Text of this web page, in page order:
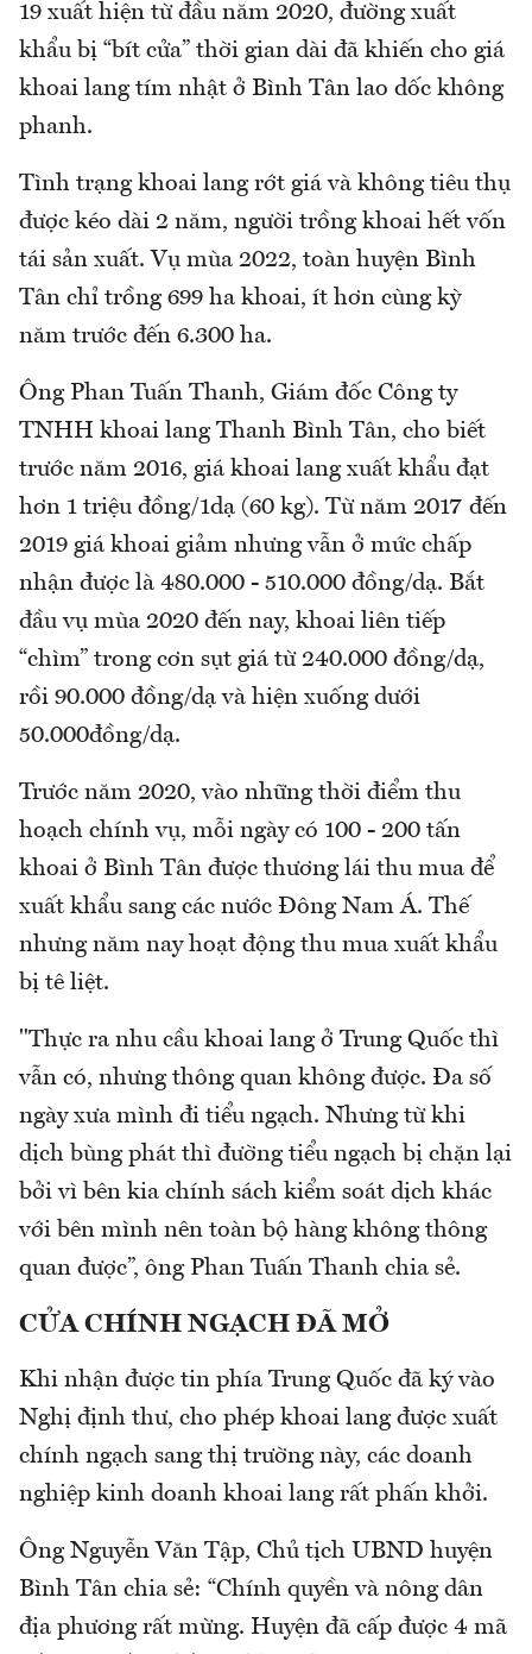
19 xuất hiện từ đầu năm 2020, đường xuất
khẩu bị “bít cửa” thời gian dài đã khiến cho giá
khoai lang tím nhật ở Bình Tân lao dốc không
phanh.
Tình trạng khoai lang rớt giá và không tiêu thụ
được kéo dài 2 năm, người trồng khoai hết vốn
tái sản xuất. Vụ mùa 2022, toàn huyện Bình
Tân chỉ trồng 699 ha khoai, ít hơn cùng kỳ
năm trước đến 6.300 ha.
Ông Phan Tuấn Thanh, Giám đốc Công ty
TNHH khoai lang Thanh Bình Tân, cho biết
trước năm 2016, giá khoai lang xuất khẩu đạt
hơn 1 triệu đồng/1dạ (60 kg). Từ năm 2017 đến
2019 giá khoai giảm nhưng vẫn ở mức chấp
nhận được là 480.000 - 510.000 đồng/dạ. Bắt
đầu vụ mùa 2020 đến nay, khoai liên tiếp
“chìm” trong cơn sụt giá từ 240.000 đồng/dạ,
rồi 90.000 đồng/dạ và hiện xuống dưới
50.000đồng/dạ.
Trước năm 2020, vào những thời điểm thu
hoạch chính vụ, mỗi ngày có 100 - 200 tấn
khoai ở Bình Tân được thương lái thu mua để
xuất khẩu sang các nước Đông Nam Á. Thế
nhưng năm nay hoạt động thu mua xuất khẩu
bị tê liệt.
"Thực ra nhu cầu khoai lang ở Trung Quốc thì
vẫn có, nhưng thông quan không được. Đa số
ngày xưa mình đi tiểu ngạch. Nhưng từ khi
dịch bùng phát thì đường tiểu ngạch bị chặn lại
bởi vì bên kia chính sách kiểm soát dịch khác
với bên mình nên toàn bộ hàng không thông
quan được”, ông Phan Tuấn Thanh chia sẻ.
CỬA CHÍNH NGẠCH ĐÃ MỞ
Khi nhận được tin phía Trung Quốc đã ký vào
Nghị định thư, cho phép khoai lang được xuất
chính ngạch sang thị trường này, các doanh
nghiệp kinh doanh khoai lang rất phấn khởi.
Ông Nguyễn Văn Tập, Chủ tịch UBND huyện
Bình Tân chia sẻ: “Chính quyền và nông dân
địa phương rất mừng. Huyện đã cấp được 4 mã